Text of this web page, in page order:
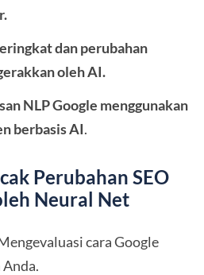
dan perubahan
oleh AI.
NLP Google menggunakan
berbasis AI.
Perubahan SEO
Neural Net
cara Google